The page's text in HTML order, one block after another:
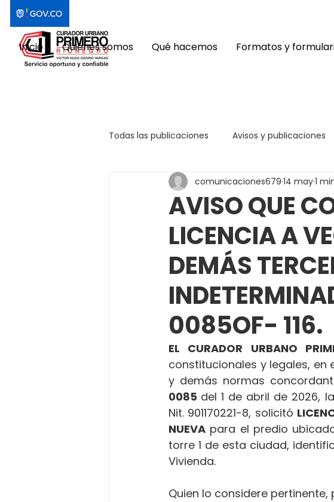
Inicio Quiénes somos Qué hacemos Formatos y
Todas las publicaciones Avisos y publicaciones
AVISO QUE
LICENCIA A
DEMÁS
0085OF- 116.
comunicaciones679 14 may1
EL CURADOR URBANO
constitucionales y legales, en
y demás normas
0085 del 1 de abril de 2026,
Nit. 901170221-8, solicitó
NUEVA para el predio
torre 1 de esta ciudad,
Vivienda.
Quien lo considere